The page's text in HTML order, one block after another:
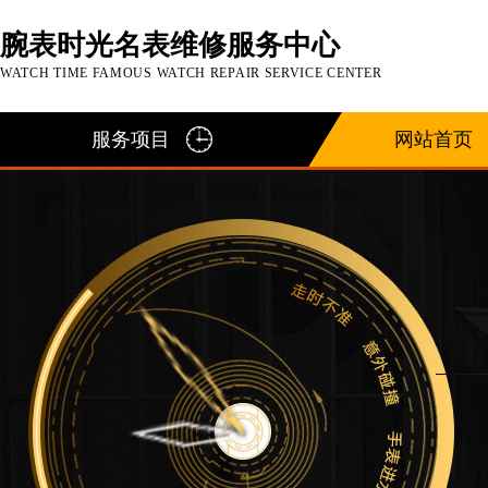
腕表时光名表维修服务中心
WATCH TIME FAMOUS WATCH REPAIR SERVICE CENTER
服务项目 网站首页